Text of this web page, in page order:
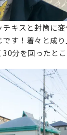
キスと封筒に
す！着々と成り
30分を回ったとこ